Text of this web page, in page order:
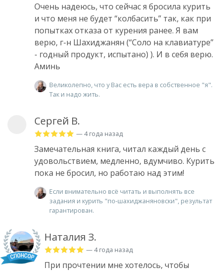
Очень надеюсь, что сейчас я бросила курить
и что меня не будет “колбасить” так, как при
попытках отказа от курения ранее. Я вам
верю, г-н Шахиджанян (“Соло на клавиатуре”
- годный продукт, испытано) ). И в себя верю.
Аминь
Великолепно, что у Вас есть вера в собственное "я".
Так и надо жить.
Сергей В.
— 4 года назад
Замечательная книга, читал каждый день с
удовольствием, медленно, вдумчиво. Курить
пока не бросил, но работаю над этим!
Если внимательно всё читать и выполнять все
задания и курить "по-шахиджаняновски", результат
гарантирован.
Наталия З.
— 4 года назад
При прочтении мне хотелось, чтобы